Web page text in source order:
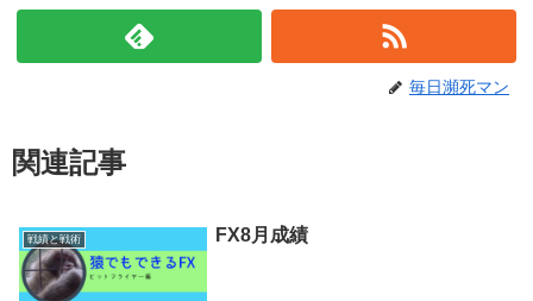
毎日瀕死マン
関連記事
戦績と戦術 FX8月成績